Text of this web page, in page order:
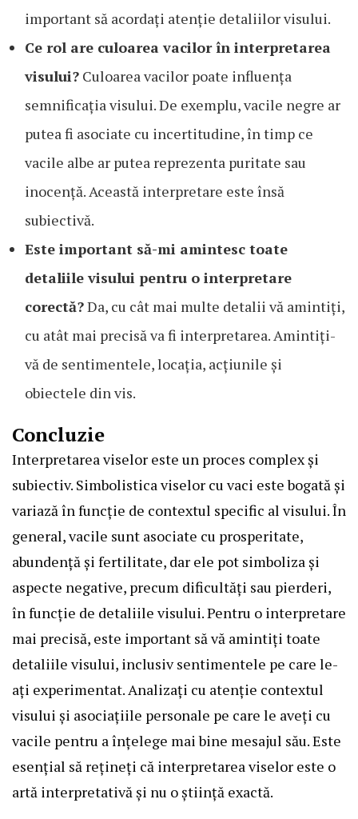
important să acordați atenție detaliilor visului.
Ce rol are culoarea vacilor în interpretarea
visului? Culoarea vacilor poate influența
semnificația visului. De exemplu, vacile negre ar
putea fi asociate cu incertitudine, în timp ce
vacile albe ar putea reprezenta puritate sau
inocență. Această interpretare este însă
subiectivă.
Este important să-mi amintesc toate
detaliile visului pentru o interpretare
corectă?Da, cu cât mai multe detalii vă amintiți,
cu atât mai precisă va fi interpretarea. Amintiți-
vă de sentimentele, locația, acțiunile și
obiectele din vis.
Concluzie
Interpretarea viselor este un proces complex și
subiectiv. Simbolistica viselor cu vaci este bogată și
variază în funcție de contextul specific al visului. În
general, vacile sunt asociate cu prosperitate,
abundență și fertilitate, dar ele pot simboliza și
aspecte negative, precum dificultăți sau pierderi,
în funcție de detaliile visului. Pentru o interpretare
mai precisă, este important să vă amintiți toate
detaliile visului, inclusiv sentimentele pe care le-
ați experimentat. Analizați cu atenție contextul
visului și asociațiile personale pe care le aveți cu
vacile pentru a înțelege mai bine mesajul său. Este
esențial să rețineți că interpretarea viselor este o
artă interpretativă și nu o știință exactă.